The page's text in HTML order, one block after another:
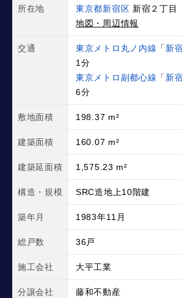
所在地 東京都新宿区 新宿２丁目
地図・周辺情報
交通 東京メトロ丸ノ内線 「 新
1分
東京メトロ副都心線 「 新
6分
敷地面積 198.37 m²
建築面積 160.07 m²
建築延面積 1,575.23 m²
構造・規模 SRC造地上10階建
築年月 1983年11月
総戸数 36戸
施工会社 大平工業
分譲会社 藤和不動産